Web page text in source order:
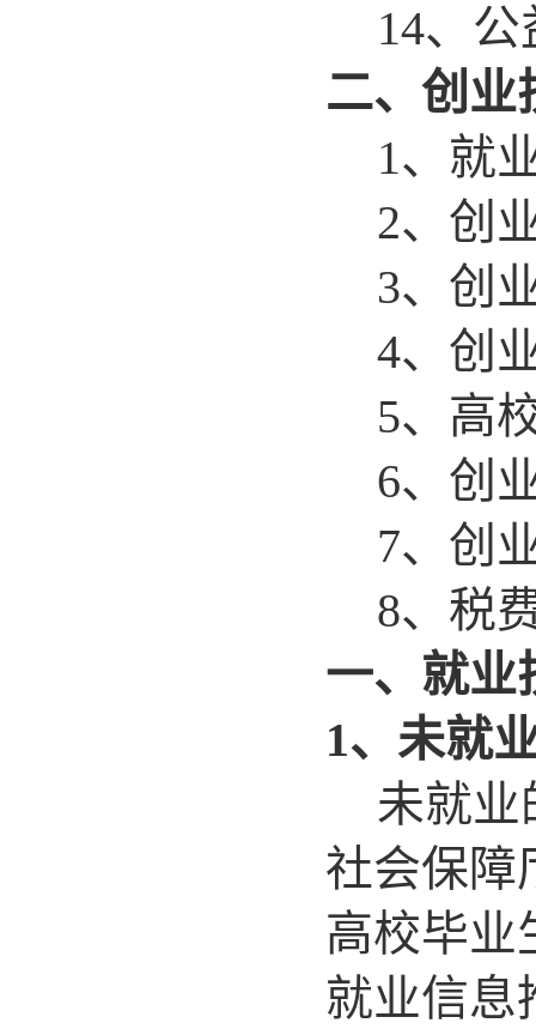
14、公
二、创业
1、就
2、创
3、创
4、创
5、高
6、创
7、创
8、税
一、就业
1、未就
未就业
社会保障
高校毕业
就业信息